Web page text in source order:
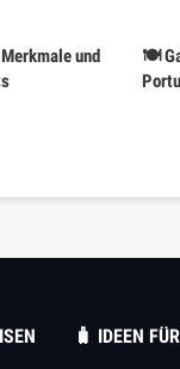
und
🍽️
🧳 IDEEN